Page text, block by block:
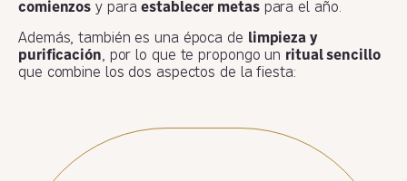
comienzos y paraestablecer metaspara el año.
Además, también es una época de limpieza y
purificación, por lo que te propongo un ritual sencillo
que combine los dos aspectos de la fiesta: